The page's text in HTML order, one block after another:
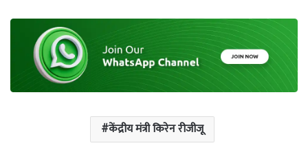
केंद्रीय मंत्री किरेन रीजीजू